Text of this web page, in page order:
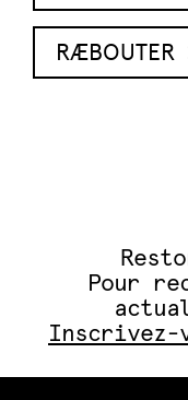
RÆBOUTER
Pour
Inscrivez-